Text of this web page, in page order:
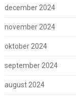
december 2024
november 2024
oktober 2024
september 2024
august 2024